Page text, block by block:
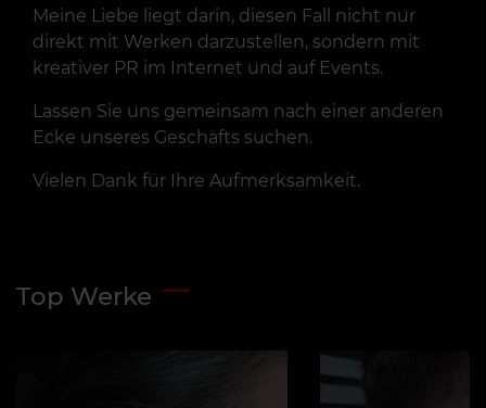
Meine Liebe liegt darin, diesen Fall nicht nur
direkt mit Werken darzustellen, sondern mit
kreativer PR im Internet und auf Events.
Lassen Sie uns gemeinsam nach einer anderen
Ecke unseres Geschäfts suchen.
Vielen Dank für Ihre Aufmerksamkeit.
Top Werke